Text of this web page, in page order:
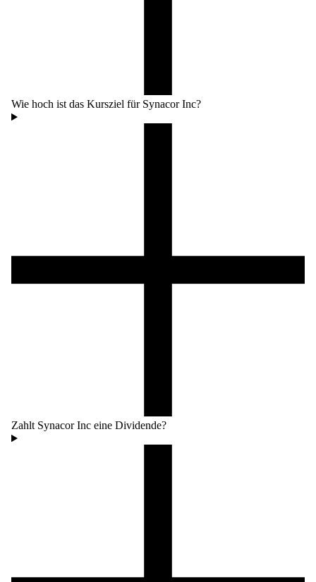
Wie hoch ist das Kursziel für Synacor Inc?
Zahlt Synacor Inc eine Dividende?